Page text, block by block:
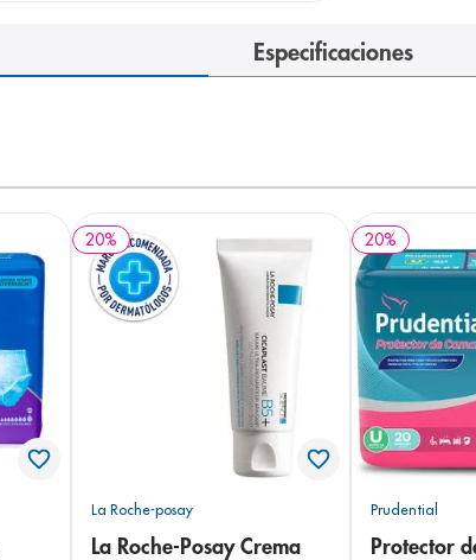
Especificaciones
20%
La Roche-posay
La Roche-Posay Crema
20%
Prudential
Protector